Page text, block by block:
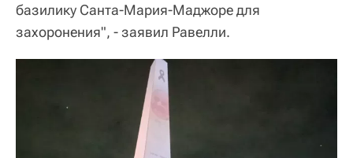
базилику Санта-Мария-Маджоре для
захоронения", - заявил Равелли.